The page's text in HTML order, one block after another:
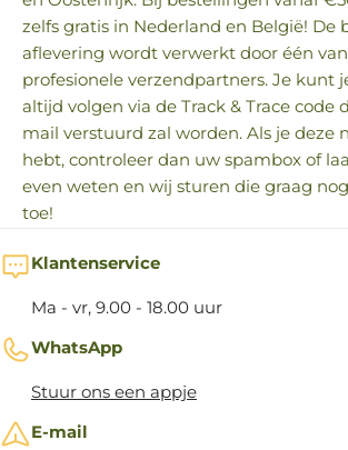
zelfs gratis in Nederland en België! De
aflevering wordt verwerkt door één
profesionele verzendpartners. Je kunt
altijd volgen via de Track & Trace code
mail verstuurd zal worden. Als je deze
hebt, controleer dan uw spambox of
even weten en wij sturen die graag
toe!
Klantenservice
Ma - vr, 9.00 - 18.00 uur
WhatsApp
Stuur ons een appje
E-mail